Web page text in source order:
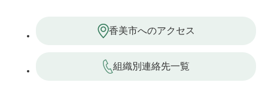
香美市へのアクセス
組織別連絡先一覧